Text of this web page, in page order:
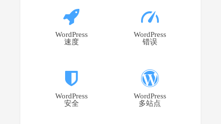
WordPress
速度
WordPress
错误
WordPress
安全
WordPress
多站点